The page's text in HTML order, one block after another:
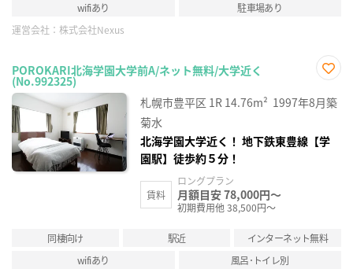
wifiあり
駐車場あり
運営会社： 株式会社Nexus
POROKARI北海学園大学前A/ネット無料/大学近く
(No.992325)
に入
り登
札幌市豊平区 1R 14.76m² 1997年8月築
菊水
北海学園大学近く！ 地下鉄東豊線【学
園駅】徒歩約５分！
賃料
ロングプラン
月額目安 78,000円～
初期費用他 38,500円～
同棲向け 駅近
インターネット無料
wifiあり
風呂･トイレ別